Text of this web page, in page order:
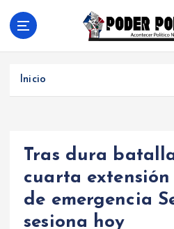
Acontecer Politico
Inicio
Tras dura
cuarta
de emergencia
sesiona hoy